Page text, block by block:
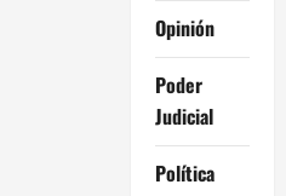
Opinión
Poder
Judicial
Política